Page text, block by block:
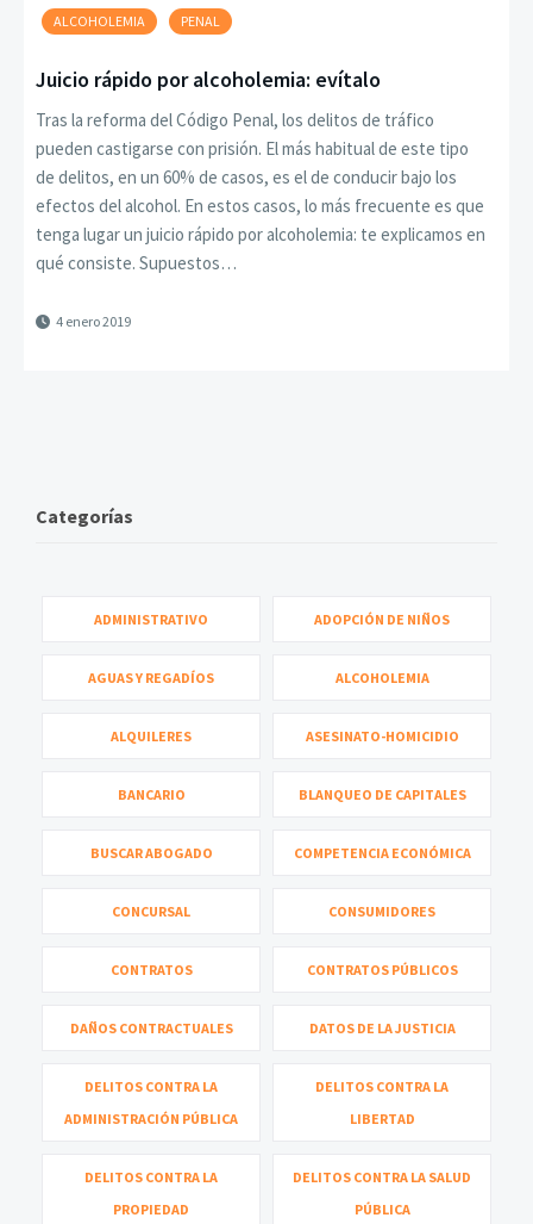
ALCOHOLEMIA PENAL
Juicio rápido por alcoholemia: evítalo
Tras la reforma del Código Penal, los delitos de tráfico
pueden castigarse con prisión. El más habitual de este tipo
de delitos, en un 60% de casos, es el de conducir bajo los
efectos del alcohol. En estos casos, lo más frecuente es que
tenga lugar un juicio rápido por alcoholemia: te explicamos en
qué consiste. Supuestos…
4 enero 2019
Categorías
ADMINISTRATIVO ADOPCIÓN DE NIÑOS
AGUAS Y REGADÍOS ALCOHOLEMIA
ALQUILERES ASESINATO-HOMICIDIO
BANCARIO BLANQUEO DE CAPITALES
BUSCAR ABOGADO COMPETENCIA ECONÓMICA
CONCURSAL CONSUMIDORES
CONTRATOS CONTRATOS PÚBLICOS
DAÑOS CONTRACTUALES DATOS DE LA JUSTICIA
DELITOS CONTRA LA
ADMINISTRACIÓN PÚBLICA
DELITOS CONTRA LA
LIBERTAD
DELITOS CONTRA LA
PROPIEDAD
DELITOS CONTRA LA SALUD
PÚBLICA